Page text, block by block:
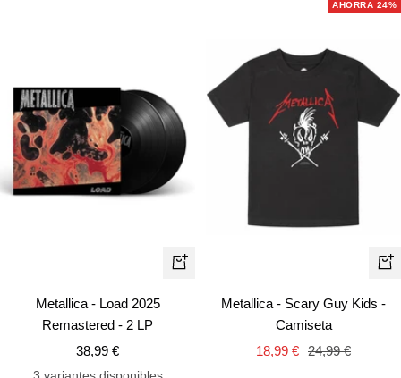
+
Metallica - Load 2025
Remastered - 2 LP
Precio
de
38,99 €
3 variantes disponibles
AHORRA 24%
Metallica - Scary Guy Kids -
Camiseta
Precio
18,99 € Precio
24,99 €